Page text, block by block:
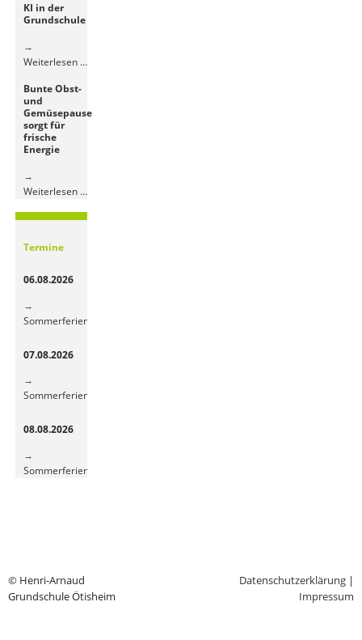
KI in der
Grundschule
Weiterlesen …KI
Bunte Obst-
und
Gemüsepause
sorgt für
frische
Energie
Weiterlesen …Bunte
und
Termine
06.08.2026
Sommerferien
07.08.2026
Sommerferien
08.08.2026
Sommerferien
© Henri-Arnaud
Grundschule Ötisheim
Datenschutzerklärung |
Impressum